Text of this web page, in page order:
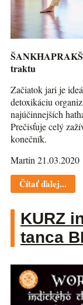
traktu
Začiatok jari je
detoxikáciu
najúčinnejších
Prečisťuje celý
konečník.
Martin 21.03.2020
Čítať ďalej...
KURZ
tanca